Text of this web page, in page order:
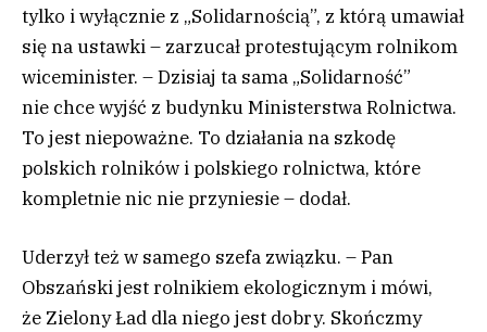
tylko i wyłącznie z „Solidarnością”, z którą umawiał
się na ustawki – zarzucał protestującym rolnikom
wiceminister. – Dzisiaj ta sama „Solidarność”
nie chce wyjść z budynku Ministerstwa Rolnictwa.
To jest niepoważne. To działania na szkodę
polskich rolników i polskiego rolnictwa, które
kompletnie nic nie przyniesie – dodał.
Uderzył też w samego szefa związku. – Pan
Obszański jest rolnikiem ekologicznym i mówi,
że Zielony Ład dla niego jest dobry. Skończmy